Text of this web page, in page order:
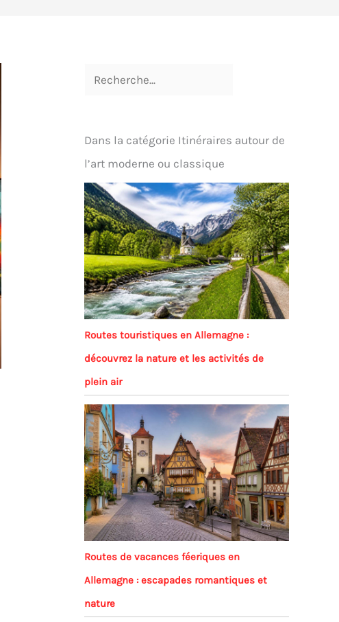
Dans la catégorie Itinéraires autour de
l’art moderne ou classique
Routes touristiques en Allemagne :
découvrez la nature et les activités de
plein air
Routes de vacances féeriques en
Allemagne : escapades romantiques et
nature